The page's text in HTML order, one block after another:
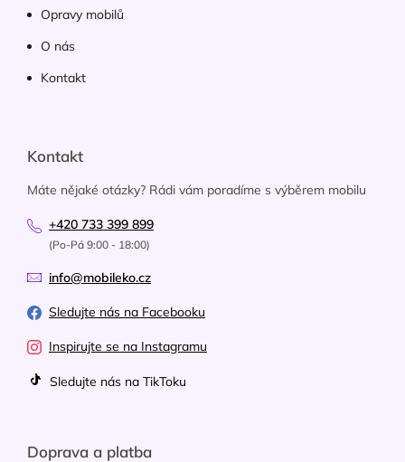
Opravy mobilů
O nás
Kontakt
Kontakt
Máte nějaké otázky? Rádi vám poradíme s výběrem mobilu
+420 733 399 899
(Po-Pá 9:00 - 18:00)
info@mobileko.cz
Sledujte nás na Facebooku
Inspirujte se na Instagramu
Sledujte nás na TikToku
Doprava a platba